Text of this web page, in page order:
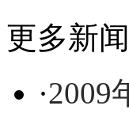
更多新闻
·2009